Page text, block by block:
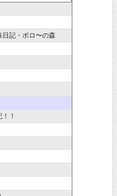
日記・ボロ〜の森
！